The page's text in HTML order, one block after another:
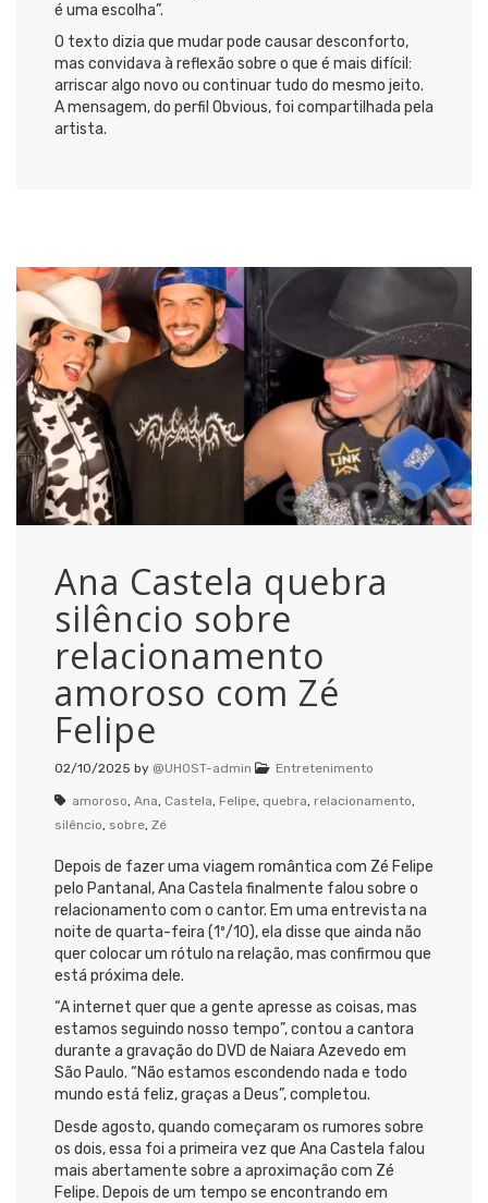
é uma escolha”.
O texto dizia que mudar pode causar desconforto,
mas convidava à reflexão sobre o que é mais difícil:
arriscar algo novo ou continuar tudo do mesmo jeito.
A mensagem, do perfil Obvious, foi compartilhada pela
artista.
Ana Castela quebra
silêncio sobre
relacionamento
amoroso com Zé
Felipe
02/10/2025 by @UHOST-admin Entretenimento
amoroso, Ana, Castela, Felipe, quebra, relacionamento,
silêncio, sobre, Zé
Depois de fazer uma viagem romântica com Zé Felipe
pelo Pantanal, Ana Castela finalmente falou sobre o
relacionamento com o cantor. Em uma entrevista na
noite de quarta-feira (1º/10), ela disse que ainda não
quer colocar um rótulo na relação, mas confirmou que
está próxima dele.
“A internet quer que a gente apresse as coisas, mas
estamos seguindo nosso tempo”, contou a cantora
durante a gravação do DVD de Naiara Azevedo em
São Paulo. “Não estamos escondendo nada e todo
mundo está feliz, graças a Deus”, completou.
Desde agosto, quando começaram os rumores sobre
os dois, essa foi a primeira vez que Ana Castela falou
mais abertamente sobre a aproximação com Zé
Felipe. Depois de um tempo se encontrando em